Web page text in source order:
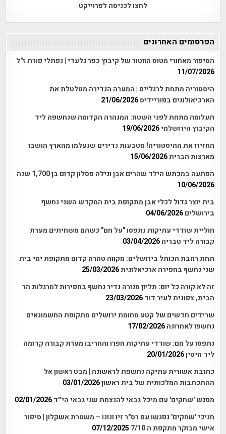
לחצו לכניסה לפרוייקט
הפרסומים האחרונים
הסיפור מאחורי מטוס הווטור של קיבוץ כפר גלעדי | נפתלי פורת ז"ל
11/07/2026
היסטוריה מתחת לרגליים | המערה הנדירה מטלטלת את
הארכיאולוגים בפוריידיס21/06/2026
תעלומה מתחת לפני השטח: המנהרה הקדומה שנחשפה ליד
הקיבוץ הירושלמי19/06/2026
החזירו את ההיסטוריה! מטבעות נדירים שנעלמו מהארץ הושבו
מארצות הברית15/06/2026
הפתעה במכתש הילד שהרים אבן וגילה פסלון קדום בן 1,700 שנה
10/06/2026
בית יוצר גדול לכלי אבן מתקופת בית המקדש השני נחשף
בירושלים 04/06/2026
חוליית שודדי עתיקות נתפסו "על חם" כשהם משחיתים מערת
קבורה ליד טבריה 03/04/2026
תחת רחבת הכותל בירושלים: מקווה טהרה קדום מתקופת ימי בית
שני נחשף בחפירה ארכיאלוגית25/03/2026
זה לא קורה כל יום: תליון מנורה נדיר נחשף בחפירות למרגלות הר
הבית, צפונית לעיר דוד 23/03/2026
שרידים חדשים של קטע מחומת ירושלים מתקופת החשמונאים
נחשפו לאחרונה 17/02/2026
נתפסו על חם: שודדי עתיקות חפרו והחריבו מערת קבורה קדומה
ליד חיטין20/01/2026
כתובת אשורית עתיקה נחשפת לראשונה | מבט ראשון אל
ההתכתבות המלכותית של בית ראשון03/01/2026
מפגש 'שחקים' עם מיכל גבאי להנצחת שני גבאי הי״ד 02/01/2026
חניכי 'שחקים' נפגשו עם רס"ר זיו ונונו – משטרת אשקלון | סיפור
אישי מבוקר מתקפת ה 7/10
07/12/2025